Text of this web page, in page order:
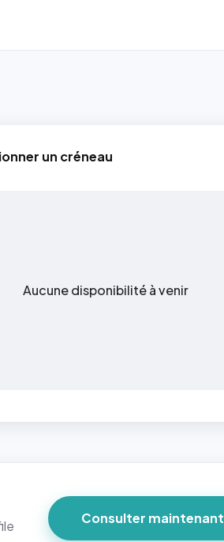
un créneau
Aucune disponibilité à venir
Consulter maintenant